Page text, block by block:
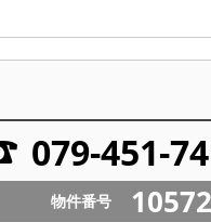
079-451-
物件番号